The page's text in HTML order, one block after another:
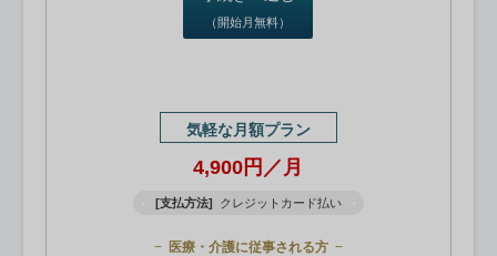
（開始月無料）
気軽な月額プラン
4,900円／月
[支払方法] クレジットカード払い
医療・介護に従事される方